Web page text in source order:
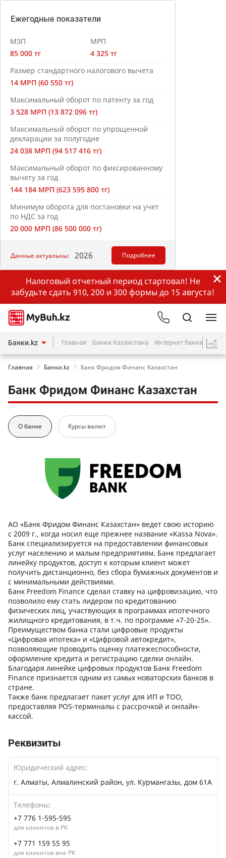
Ежегодные показатели
МЗП
85 000 тг
МРП
4 325 тг
Размер стандартного налогового вычета
14 МРП (60 550 тг)
Максимальный оборот по патенту за год
3 528 МРП (13 872 096 тг)
Максимальный оборот по упрощенной
декларации за полугодие
24 038 МРП (94 517 416 тг)
Максимальный оборот по фиксированному
вычету за год
144 184 МРП (623 595 800 тг)
Минимум оборота для постановки на учет
по НДС за год
20 000 МРП (86 500 000 тг)
Данные актуальны: 2026 Подробнее
Налоговый отчетный период стартовал! Не
забудьте сдать 910, 200 и 300 формы до 15 августа!
Банки.kz Главная Банки Казахстана Интернет банкинг
Главная Банки.kz Банк Фридом Финанс Казахстан
Банк Фридом Финанс Казахстан
О банке Курсы валют
АО «Банк Фридом Финанс Казахстан» ведет свою историю
с 2009 г., когда носил еще прежнее название «Kassa Nova».
Банк специализируется на предоставлении финансовых
услуг населению и малым предприятиям. Банк предлагает
линейку продуктов, доступ к которым клиент может
получить дистанционно, без сбора бумажных документов и
с минимальными действиями.
Банк Freedom Finance сделал ставку на цифровизацию, что
позволило ему стать лидером по кредитованию
физических лиц, участвующих в программах ипотечного
жилищного кредитования, в т.ч. по программе «7-20-25».
Преимуществом банка стали цифровые продукты
«Цифровая ипотека» и «Цифровой автокредит»,
позволяющие проводить оценку платежеспособности,
оформление кредита и регистрацию сделки онлайн.
Благодаря линейке цифровых продуктов Банк Freedom
Finance признается одним из самых новаторских банков в
стране.
Также банк предлагает пакет услуг для ИП и ТОО,
предоставляя POS-терминалы с рассрочкой и онлайн-
кассой.
Реквизиты
Юридический адрес:
г. Алматы, Алмалинский район, ул. Курмангазы, дом 61А
Телефоны:
+7 776 1-595-595
для клиентов в РК
+7 771 159 55 95
для клиентов вне РК